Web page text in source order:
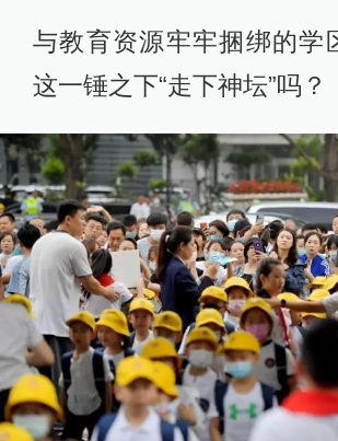
与教育资源牢牢捆绑的学
这一锤之下“走下神坛”吗？